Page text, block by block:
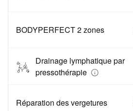
BODYPERFECT 2 zones
Drainage lymphatique par
pressothérapie
Réparation des vergetures